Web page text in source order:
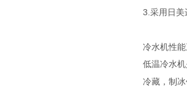
3. 采用日
冷水机性
低温冷水
冷藏，制